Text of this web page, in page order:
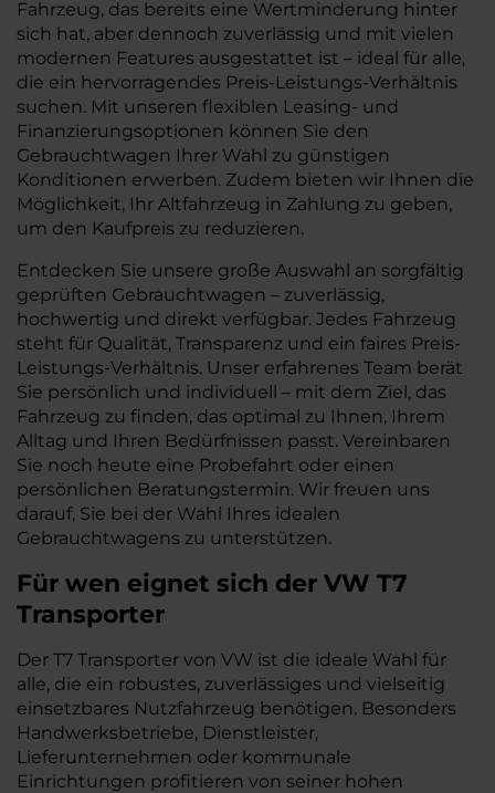
Fahrzeug, das bereits eine Wertminderung hinter
sich hat, aber dennoch zuverlässig und mit vielen
modernen Features ausgestattet ist – ideal für alle,
die ein hervorragendes Preis-Leistungs-Verhältnis
suchen. Mit unseren flexiblen Leasing- und
Finanzierungsoptionen können Sie den
Gebrauchtwagen Ihrer Wahl zu günstigen
Konditionen erwerben. Zudem bieten wir Ihnen die
Möglichkeit, Ihr Altfahrzeug in Zahlung zu geben,
um den Kaufpreis zu reduzieren.
Entdecken Sie unsere große Auswahl an sorgfältig
geprüften Gebrauchtwagen – zuverlässig,
hochwertig und direkt verfügbar. Jedes Fahrzeug
steht für Qualität, Transparenz und ein faires Preis-
Leistungs-Verhältnis. Unser erfahrenes Team berät
Sie persönlich und individuell – mit dem Ziel, das
Fahrzeug zu finden, das optimal zu Ihnen, Ihrem
Alltag und Ihren Bedürfnissen passt. Vereinbaren
Sie noch heute eine Probefahrt oder einen
persönlichen Beratungstermin. Wir freuen uns
darauf, Sie bei der Wahl Ihres idealen
Gebrauchtwagens zu unterstützen.
Für wen eignet sich der VW T7
Transporter
Der T7 Transporter von VW ist die ideale Wahl für
alle, die ein robustes, zuverlässiges und vielseitig
einsetzbares Nutzfahrzeug benötigen. Besonders
Handwerksbetriebe, Dienstleister,
Lieferunternehmen oder kommunale
Einrichtungen profitieren von seiner hohen